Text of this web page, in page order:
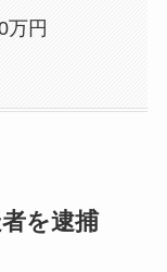
万円
を逮捕